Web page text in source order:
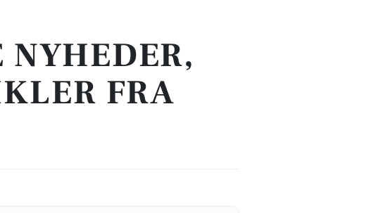
NYHEDER,
FRA